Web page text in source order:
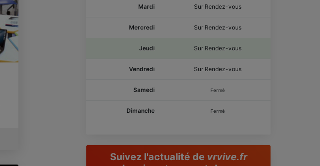
Mardi Sur Rendez-vous
Mercredi Sur Rendez-vous
Jeudi Sur Rendez-vous
Vendredi Sur Rendez-vous
Samedi Fermé
Dimanche Fermé
Suivez l'actualité de vrvive.fr